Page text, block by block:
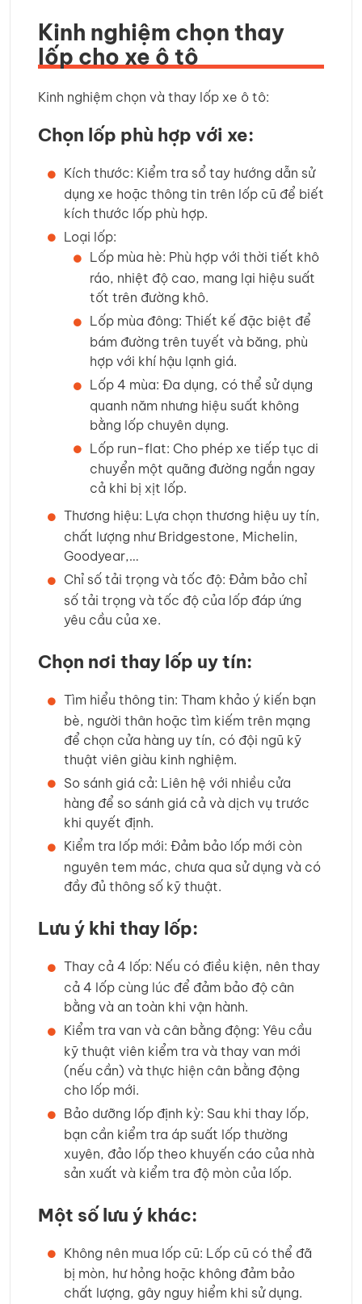
Kinh nghiệm chọn thay
lốp cho xe ô tô
Kinh nghiệm chọn và thay lốp xe ô tô:
Chọn lốp phù hợp với xe:
Kích thước: Kiểm tra sổ tay hướng dẫn sử
dụng xe hoặc thông tin trên lốp cũ để biết
kích thước lốp phù hợp.
Loại lốp:
Lốp mùa hè: Phù hợp với thời tiết khô
ráo, nhiệt độ cao, mang lại hiệu suất
tốt trên đường khô.
Lốp mùa đông: Thiết kế đặc biệt để
bám đường trên tuyết và băng, phù
hợp với khí hậu lạnh giá.
Lốp 4 mùa: Đa dụng, có thể sử dụng
quanh năm nhưng hiệu suất không
bằng lốp chuyên dụng.
Lốp run-flat: Cho phép xe tiếp tục di
chuyển một quãng đường ngắn ngay
cả khi bị xịt lốp.
Thương hiệu: Lựa chọn thương hiệu uy tín,
chất lượng như Bridgestone, Michelin,
Goodyear,…
Chỉ số tải trọng và tốc độ: Đảm bảo chỉ
số tải trọng và tốc độ của lốp đáp ứng
yêu cầu của xe.
Chọn nơi thay lốp uy tín:
Tìm hiểu thông tin: Tham khảo ý kiến bạn
bè, người thân hoặc tìm kiếm trên mạng
để chọn cửa hàng uy tín, có đội ngũ kỹ
thuật viên giàu kinh nghiệm.
So sánh giá cả: Liên hệ với nhiều cửa
hàng để so sánh giá cả và dịch vụ trước
khi quyết định.
Kiểm tra lốp mới: Đảm bảo lốp mới còn
nguyên tem mác, chưa qua sử dụng và có
đầy đủ thông số kỹ thuật.
Lưu ý khi thay lốp:
Thay cả 4 lốp: Nếu có điều kiện, nên thay
cả 4 lốp cùng lúc để đảm bảo độ cân
bằng và an toàn khi vận hành.
Kiểm tra van và cân bằng động: Yêu cầu
kỹ thuật viên kiểm tra và thay van mới
(nếu cần) và thực hiện cân bằng động
cho lốp mới.
Bảo dưỡng lốp định kỳ: Sau khi thay lốp,
bạn cần kiểm tra áp suất lốp thường
xuyên, đảo lốp theo khuyến cáo của nhà
sản xuất và kiểm tra độ mòn của lốp.
Một số lưu ý khác:
Không nên mua lốp cũ: Lốp cũ có thể đã
bị mòn, hư hỏng hoặc không đảm bảo
chất lượng, gây nguy hiểm khi sử dụng.